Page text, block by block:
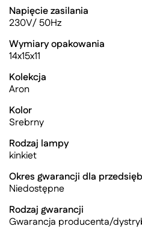
Napięcie zasilania
230V/ 50Hz
Wymiary opakowania
14x15x11
Kolekcja
Aron
Kolor
Srebrny
Rodzaj lampy
kinkiet
Okres gwarancji dla
Niedostępne
Rodzaj gwarancji
Gwarancja producenta/